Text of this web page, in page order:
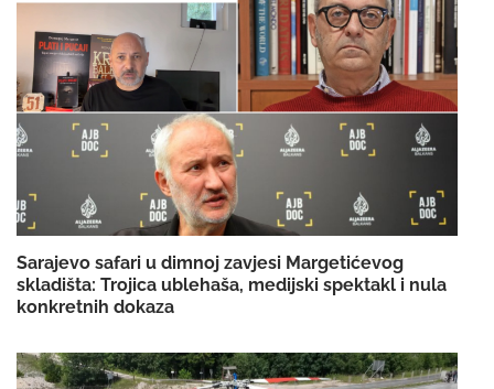
Sarajevo safari u dimnoj zavjesi Margetićevog
skladišta: Trojica ublehaša, medijski spektakl i nula
konkretnih dokaza